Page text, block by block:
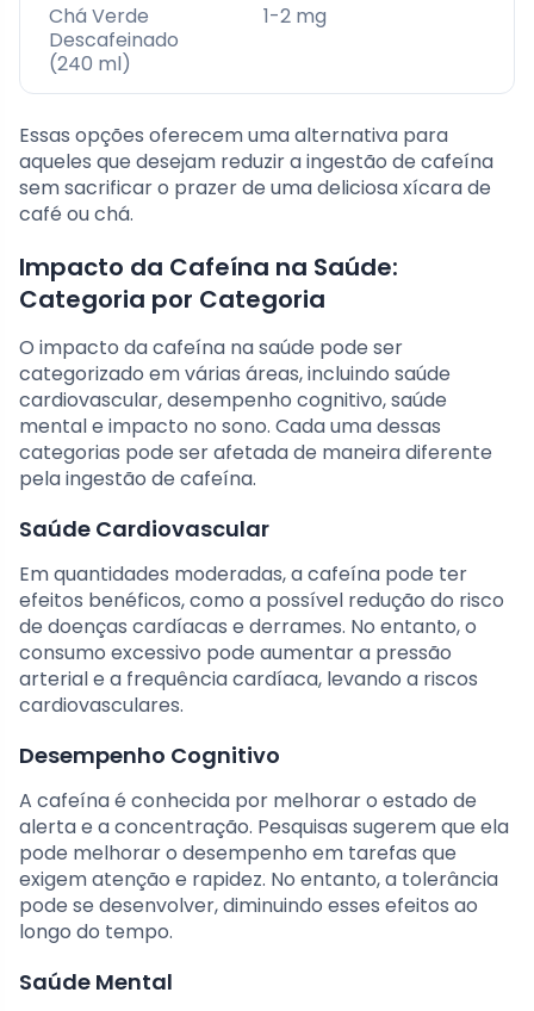
Chá Verde
Descafeinado
(240 ml)
1-2 mg
Essas opções oferecem uma alternativa para
aqueles que desejam reduzir a ingestão de cafeína
sem sacrificar o prazer de uma deliciosa xícara de
café ou chá.
Impacto da Cafeína na Saúde:
Categoria por Categoria
O impacto da cafeína na saúde pode ser
categorizado em várias áreas, incluindo saúde
cardiovascular, desempenho cognitivo, saúde
mental e impacto no sono. Cada uma dessas
categorias pode ser afetada de maneira diferente
pela ingestão de cafeína.
Saúde Cardiovascular
Em quantidades moderadas, a cafeína pode ter
efeitos benéficos, como a possível redução do risco
de doenças cardíacas e derrames. No entanto, o
consumo excessivo pode aumentar a pressão
arterial e a frequência cardíaca, levando a riscos
cardiovasculares.
Desempenho Cognitivo
A cafeína é conhecida por melhorar o estado de
alerta e a concentração. Pesquisas sugerem que ela
pode melhorar o desempenho em tarefas que
exigem atenção e rapidez. No entanto, a tolerância
pode se desenvolver, diminuindo esses efeitos ao
longo do tempo.
Saúde Mental